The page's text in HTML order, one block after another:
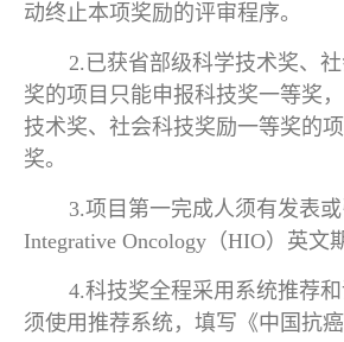
动终止本项奖励的评审程序。
2.已获省部级科学技术奖、
奖的项目只能申报科技奖一等奖
技术奖、社会科技奖励一等奖的
奖。
3.项目第一完成人须有发表
Integrative Oncology（HIO）英文
4.科技奖全程采用系统推荐
须使用推荐系统，填写《中国抗